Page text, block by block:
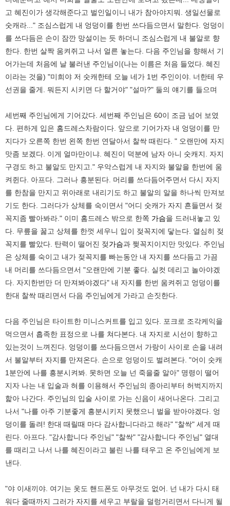
고 혜진이가 생각해준다고 벌인일이니 내가 참아야지뭐. 생일선물로
숫캐라..." 조심스럽게 내 엉덩이를 한번 쓰다듬으면서 말한다. 엉덩이
를 쓰다듬은 손이 잠깐 망설이는 듯 하더니 조심스럽게 내 불알로 향
한다. 한번 살짝 움켜쥐고 나서 얼른 놓는다. 다음 주인님을 향해서 기
어가는데 처음에 날 불러낸 주인님이(나는 이름은 처음 들었다. 혜진
이라는 것을) "미희야 저 숫캐한테 오늘 네가 1번 주인이야. 너한테 우
선권을 줄게. 뭐든지 시키면 다 할거야" "설마?" 둘의 얘기를 들으며
세번째 주인님에게 기어갔다. 세번째 주인님은 60이 조금 넘어 보였
다. 편하게 입은 홈드레스차람이다. 앞으로 기어가자 내 엉덩이를 만
지다가 오른쪽 한번 왼쪽 한번 연달아서 찰싹 때린다. " 오랜만에 자지
맛좀 보겠다. 이게 얼마만이냐. 혜진이 덕분에 남자 아니 숫캐지. 자지
구경도 하고 불알도 만지고." 우악스럽게 내 자지와 불알을 한번에 움
켜쥔다. 아프다. 그러나 흥분된다. 머리를 쓰다듬어주면서 다시 자지
를 한참을 만지고 위아래로 내리기도 하고 불알의 알을 하나씩 만져보
기도 한다. 그러다가 상체를 숙이면서 "어디 숫캐가 자지 흔들면서 젖
꼭지좀 빨아봐라." 이미 홈드레스 밖으로 한쪽 가슴을 드러내놓고 있
다. 무릎을 꿇고 상체를 한껏 세우니 입이 젖꼭지에 닿는다. 열심히 젖
꼭지를 빨았다. 탄력이 떨어진 젖가슴과 쩢꼭지이지만 맛있다. 주인님
은 상체를 숙이고 내가 젖꼭지를 빠는동안 내 자지를 쓰다듬고 가끔
내 머리를 쓰다듬으면서 "오랜만에 기분 좋다. 실컷 데리고 놀아야겠
다. 자지한번만 더 만져봐야겠다" 내 자지를 한번 움켜쥐고 엉덩이를
한대 찰싹 때리면서 다음 주인님에게 가라고 손짓한다.
다음 주인님은 타이트한 미니스커트를 입고 있다. 포크로 조각케익을
먹으면서 흡족한 표정으로 나를 쳐다본다. 내 자지로 시선이 향하고
있는것이 느껴진다. 엉덩이를 쓰다듬으면서 가랑이 사이로 손을 내려
서 불알부터 자지를 만져온다. 손으로 엉덩이도 벌려본다. "어이 숫캐
1분안에 나를 흥분시켜봐. 못하면 오늘 넌 죽을줄 알아" 명령이 떨어
지자 나는 내 입술과 혀를 이용해서 주인님의 종아리부터 허벅지까지
핥아 나간다. 주인님의 입술 사이로 가는 신음이 새어나온다. 그리고
나서 "나를 아주 기분좋게 흥분시키지 못했으니 벌을 받아야겠다. 엉
덩이를 돌려! 한대 때릴때 마다 감사합니다라고 해라" "찰싹" 세게 때
린다. 아프다. "감사합니다 주인님" "찰싹" "감사합니다 주인님" 열대
를 때리고 나서 나를 혜진이라고 불린 나를 태우고 온 주인님에게 보
낸다.
"야 이새끼야. 여기는 옷도 핸드폰도 아무것도 없어. 넌 내가 다시 태
워다 줄때까지 그러가 자지를 세우고 부랄을 덜렁거리면서 다니게 될